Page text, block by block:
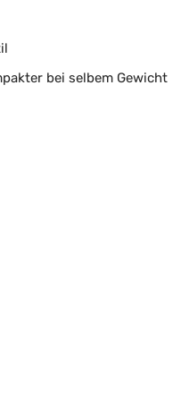
bei selbem Gewicht